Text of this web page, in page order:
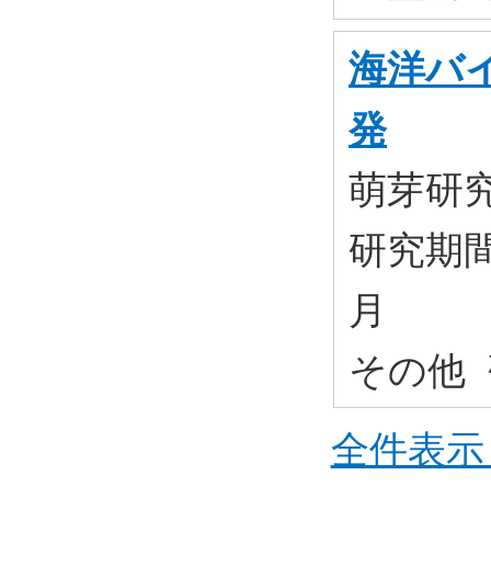
海洋バ
発
萌芽研
研究期
月
その他
全件表